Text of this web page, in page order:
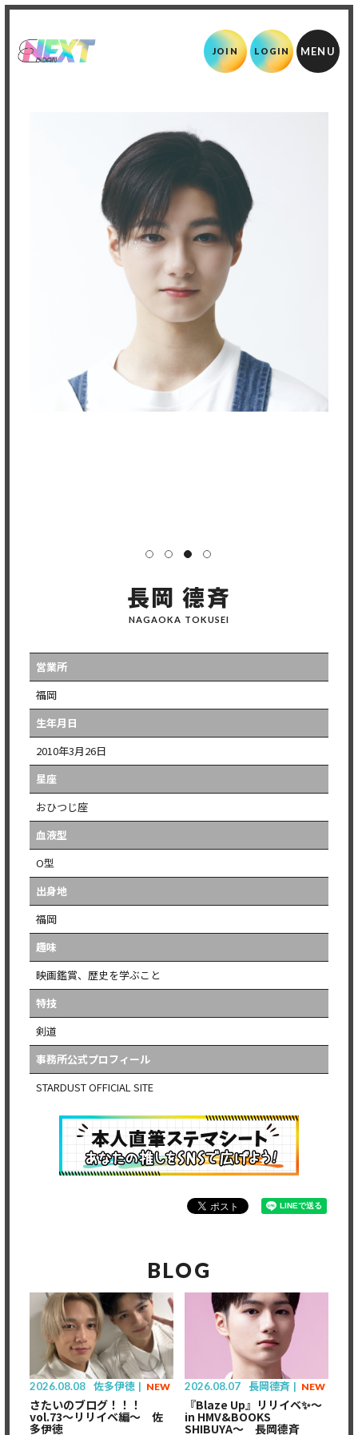
JOIN LOGIN
長岡 德斉
NAGAOKA TOKUSEI
営業所
福岡
生年月日
2010年3月26日
星座
おひつじ座
血液型
O型
出身地
福岡
趣味
映画鑑賞、歴史を学ぶこと
特技
剣道
事務所公式プロフィール
STARDUST OFFICIAL SITE
BLOG
2026.08.08 佐多伊徳 NEW
さたいのブログ！！！
vol.73〜リリイベ編〜 佐
多伊徳
2026.08.07 長岡德斉 NEW
『Blaze Up』リリイベ✨〜
in HMV&BOOKS
SHIBUYA〜 長岡德斉